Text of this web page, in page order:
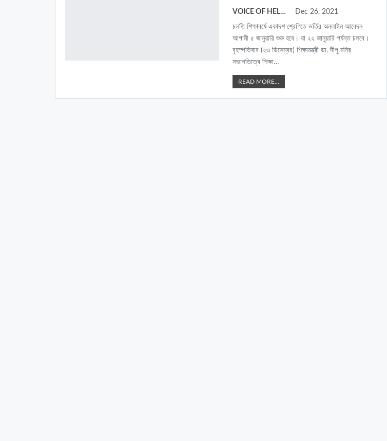
VOICE OF HELLO Dec 26, 2021
চলতি শিক্ষাবর্ষে একাদশ শ্রেণিতে ভর্তির অনলাইন আবেদন
আগামী ৫ জানুয়ারি শুরু হবে। যা ২২ জানুয়ারি পর্যন্ত চলবে।
বৃহস্পতিবার (২৩ ডিসেম্বর) শিক্ষামন্ত্রী ডা. দীপু মনির
সভাপতিত্বে শিক্ষা…
READ MORE...